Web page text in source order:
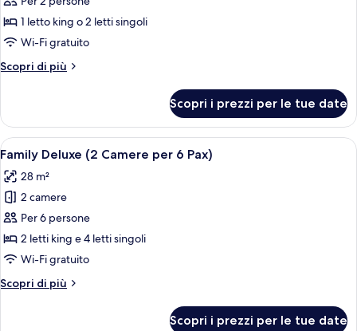
Classic
1 letto king o 2 letti singoli
Wi-Fi gratuito
Scopri di più
Altri
Classic
Scopri i prezzi per le tue date
Apri
tutte
le
foto
per
Family
Deluxe
Camere
Camera moderna con un letto
5
Family Deluxe (2 Camere per 6 Pax)
28 m²
2 camere
Per 6 persone
2 letti king e 4 letti singoli
Wi-Fi gratuito
Scopri di più
Altri
Scopri i prezzi per le tue date